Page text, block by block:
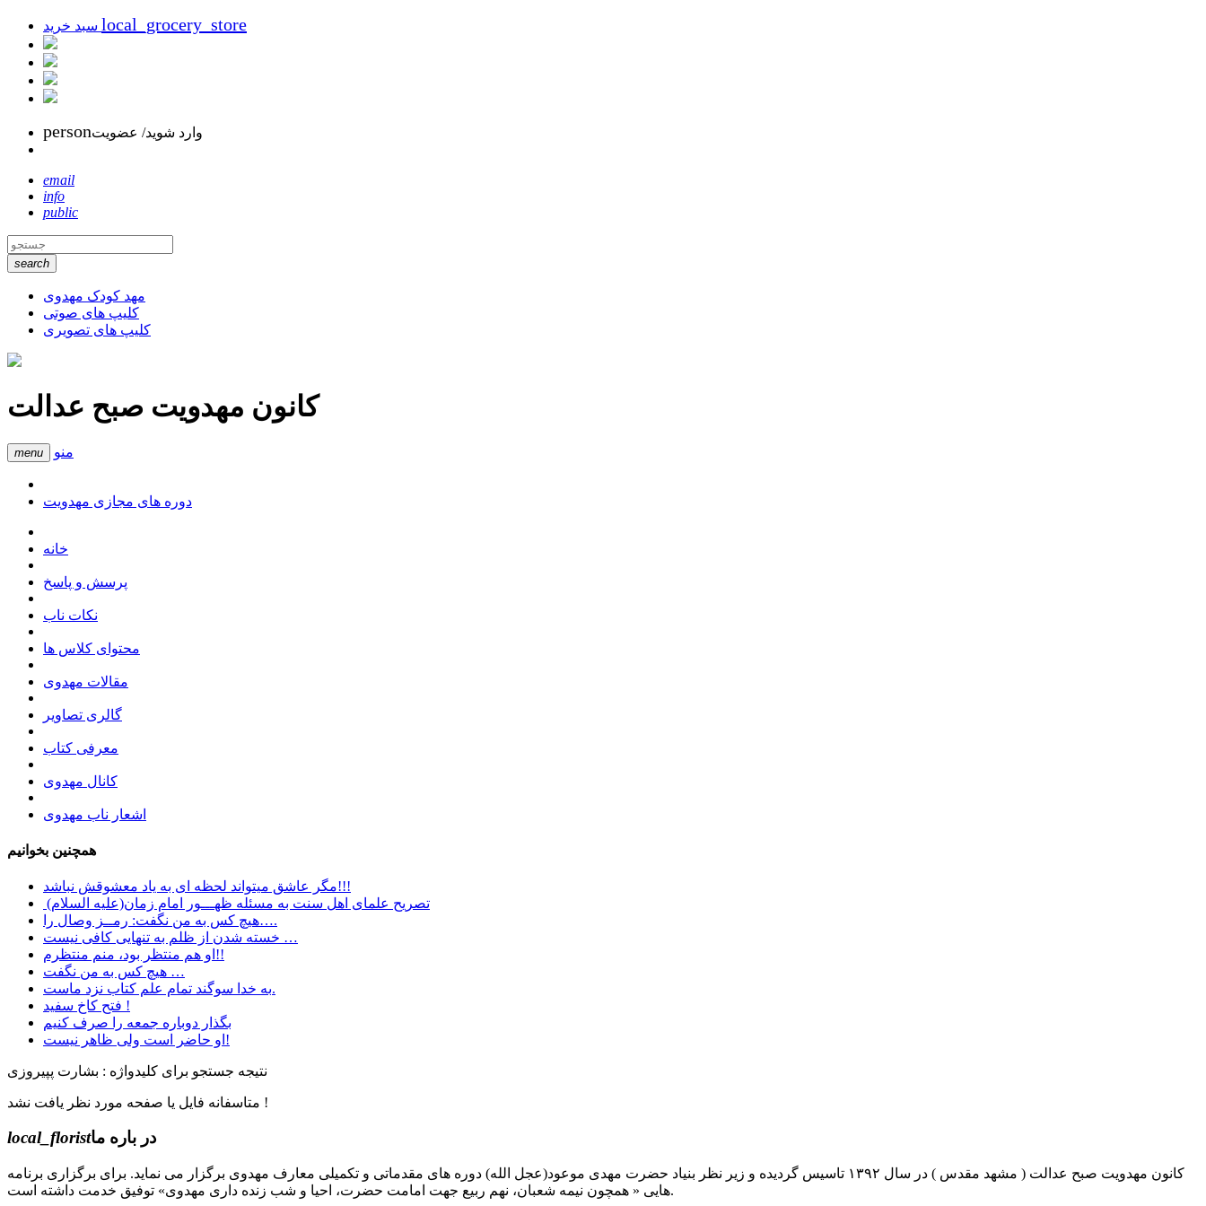
local_grocery_store
personوارد شوید/ عضویت
email
info
public
search
مهد کودک مهدوی
کلیپ های صوتی
کلیپ های تصویری
کانون مهدویت صبح عدالت
menu منو
دوره های مجازی مهدویت
خانه
پرسش و پاسخ
نکات ناب
محتوای کلاس ها
مقالات مهدوی
گالری تصاویر
معرفی کتاب
کانال مهدوی
اشعار ناب مهدوی
همچنین بخوانیم
مگر عاشق میتواند لحظه ای به یاد معشوقش نباشد!!!
تصریح علمای اهل سنت به مسئله ظهـــور امام زمان(علیه السلام)
هیچ کس به من نگفت: رمــز وصال را….
خسته شدن از ظلم به تنهایی کافی نیست …
او هم منتظر بود، منم منتظرم!!
هیچ کس به من نگفت …
به خدا سوگند تمام علم کتاب نزد ماست.
فتح کاخ سفید !
بگذار دوباره جمعه را صرف کنیم
او حاضر است ولی ظاهر نیست!
نتیجه جستجو برای کلیدواژه : بشارت پپیروزی
متاسفانه فایل یا صفحه مورد نظر یافت نشد !
local_floristدر باره ما
کانون مهدویت صبح عدالت ( مشهد مقدس ) در سال ۱۳۹۲ تاسیس گردیده و زیر نظر بنیاد حضرت مهدی موعود(عجل الله) دوره های مقدماتی و تکمیلی معارف مهدوی برگزار می نماید. برای برگزاری برنامه
هایی « همچون نیمه شعبان، نهم ربیع جهت امامت حضرت، احیا و شب زنده داری مهدوی» توفیق خدمت داشته است.